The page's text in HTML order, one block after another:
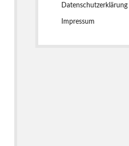
Datenschutzerklärung
Impressum